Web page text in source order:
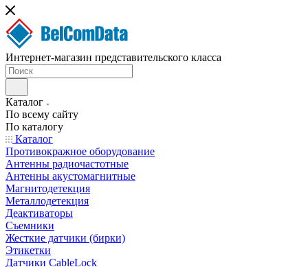
Интернет-магазин представительского класса
Каталог
По всему сайту
По каталогу
Каталог
Противокражное оборудование
Антенны радиочастотные
Антенны акустомагнитные
Магнитодетекция
Металлодетекция
Деактиваторы
Съемники
Жесткие датчики (бирки)
Этикетки
Датчики CableLock